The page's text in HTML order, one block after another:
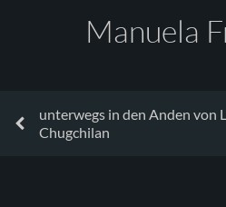
Manuela
unterwegs in den Anden von
Chugchilan